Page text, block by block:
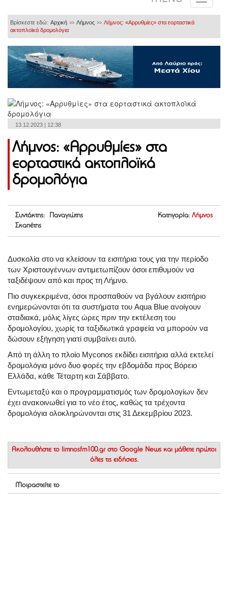
Βρίσκεστε εδώ: Αρχική >> Λήμνος >> Λήμνος: «Αρρυθμίες» στα εορταστικά
ακτοπλοϊκά δρομολόγια
13.12.2023 | 12:38
Λήμνος: «Αρρυθμίες» στα
εορταστικά ακτοπλοϊκά
δρομολόγια
Συντάκτης: Παναγιώτης
Σκαπέτης
Κατηγορία: Λήμνος
Δυσκολία στο να κλείσουν τα εισιτήρια τους για την περίοδο
των Χριστουγέννων αντιμετωπίζουν όσοι επιθυμούν να
ταξιδέψουν από και προς τη Λήμνο.
Πιο συγκεκριμένα, όσοι προσπαθούν να βγάλουν εισιτήριο
ενημερώνονται ότι τα συστήματα του Aqua Blue ανοίγουν
σταδιακά, μόλις λίγες ώρες πριν την εκτέλεση του
δρομολογίου, χωρίς τα ταξιδιωτικά γραφεία να μπορούν να
δώσουν εξήγηση γιατί συμβαίνει αυτό.
Από τη άλλη το πλοίο Myconos εκδίδει εισιτήρια αλλά εκτελεί
δρομολόγια μόνο δυο φορές την εβδομάδα προς Βόρειο
Ελλάδα, κάθε Τέταρτη και Σάββατο.
Εντωμεταξύ και ο προγραμματισμός των δρομολογίων δεν
έχει ανακοινωθεί για το νέο έτος, καθώς τα τρέχοντα
δρομολόγια ολοκληρώνονται στις 31 Δεκεμβρίου 2023.
Ακολουθήστε το limnosfm100.gr στο Google News και μάθετε πρώτοι
όλες τις ειδήσεις.
Μοιραστείτε το